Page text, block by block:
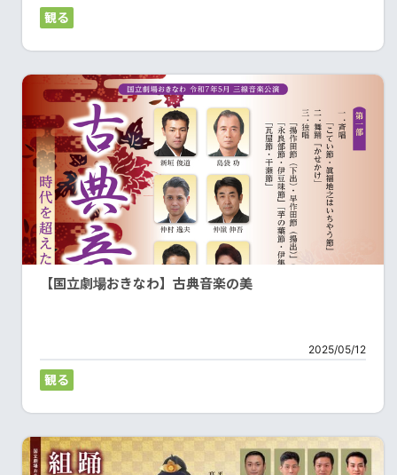
観る
【国立劇場おきなわ】古典音楽の美
2025/05/12
観る